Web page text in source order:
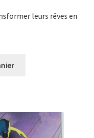
leurs rêves en